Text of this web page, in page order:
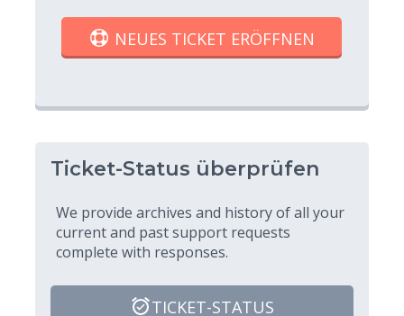
NEUES TICKET ERÖFFNEN
Ticket-Status überprüfen
We provide archives and history of all your
current and past support requests
complete with responses.
TICKET-STATUS